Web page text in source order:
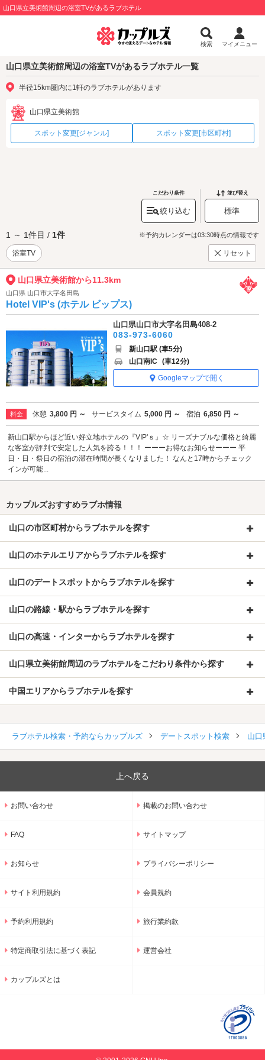
山口県立美術館周辺の浴室TVがあるラブホテル
検索 マイメニュー
山口県立美術館周辺の浴室TVがあるラブホテル一覧
半径15km圏内に1軒のラブホテルがあります
山口県立美術館
スポット変更[ジャンル] スポット変更[市区町村]
こだわり条件
絞り込む
並び替え
標準
1 ～ 1件目 / 1件 ※予約カレンダーは03:30時点の情報です
浴室TV リセット
山口県立美術館から11.3km
山口県 山口市大字名田島
Hotel VIP's (ホテル ビップス)
山口県山口市大字名田島408-2
083-973-6060
新山口駅 (車5分)
山口南IC (車12分)
Googleマップで開く
料金 休憩 3,800 円 ～ サービスタイム 5,000 円 ～ 宿泊 6,850 円 ～
新山口駅からほど近い好立地ホテルの『VIP'ｓ』☆ リーズナブルな価格と綺麗
な客室が評判で安定した人気を誇る！！！ ーーーお得なお知らせーーー 平
日・日・祭日の宿泊の滞在時間が長くなりました！ なんと17時からチェック
インが可能...
カップルズおすすめラブホ情報
山口の市区町村からラブホテルを探す
山口のホテルエリアからラブホテルを探す
山口のデートスポットからラブホテルを探す
山口の路線・駅からラブホテルを探す
山口の高速・インターからラブホテルを探す
山口県立美術館周辺のラブホテルをこだわり条件から探す
中国エリアからラブホテルを探す
ラブホテル検索・予約ならカップルズ デートスポット検索 山口
上へ戻る
お問い合わせ 掲載のお問い合わせ
FAQ サイトマップ
お知らせ プライバシーポリシー
サイト利用規約 会員規約
予約利用規約 旅行業約款
特定商取引法に基づく表記 運営会社
カップルズとは